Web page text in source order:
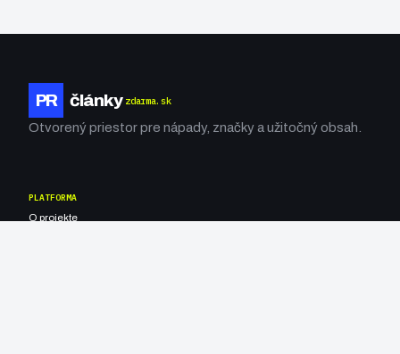
PR články zdarma.sk
Otvorený priestor pre nápady, značky a užitočný obsah.
PLATFORMA
O projekte